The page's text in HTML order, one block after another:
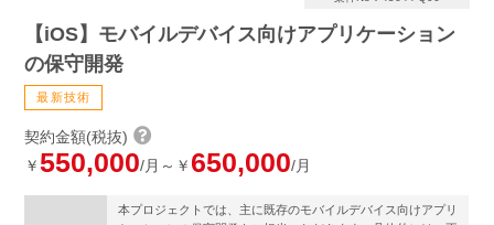
【iOS】モバイルデバイス向けアプリケーション
の保守開発
最新技術
契約金額(税抜)
￥550,000/月～￥ 650,000/月
本プロジェクトでは、主に既存のモバイルデバイス向けアプリ